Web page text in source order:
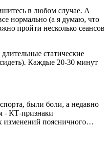
в любом случае. А
нормально (а я думаю, что
пройти несколько сеансов
статические
Каждые 20-30 минут
были боли, а недавно
- КТ-признаки
изменений поясничного…